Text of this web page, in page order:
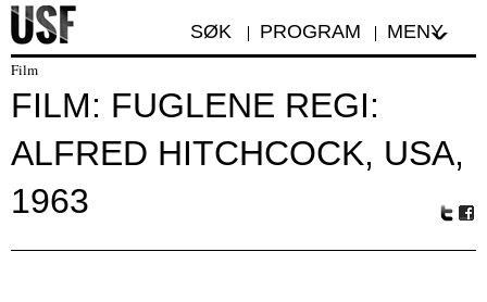
SØK PROGRAM MENY
Film
FILM: FUGLENE REGI:
ALFRED HITCHCOCK, USA,
1963